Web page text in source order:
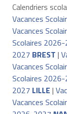
Calendriers
Vacances
Vacances
Scolaires
2027 BREST |
Vacances
Scolaires
2027 LILLE |
Vacances